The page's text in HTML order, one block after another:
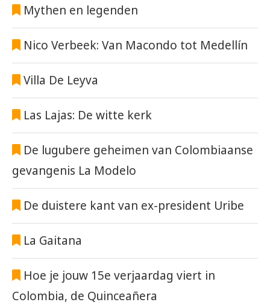
Mythen en legenden
Nico Verbeek: Van Macondo tot Medellín
Villa De Leyva
Las Lajas: De witte kerk
De lugubere geheimen van Colombiaanse
gevangenis La Modelo
De duistere kant van ex-president Uribe
La Gaitana
Hoe je jouw 15e verjaardag viert in
Colombia, de Quinceañera